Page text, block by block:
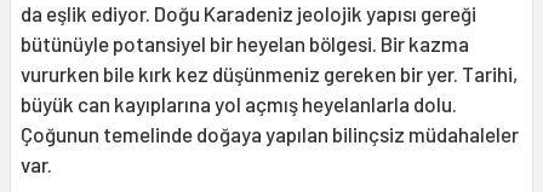
da eşlik ediyor. Doğu Karadeniz jeolojik yapısı gereği
bütünüyle potansiyel bir heyelan bölgesi. Bir kazma
vururken bile kırk kez düşünmeniz gereken bir yer. Tarihi,
büyük can kayıplarına yol açmış heyelanlarla dolu.
Çoğunun temelinde doğaya yapılan bilinçsiz müdahaleler
var.